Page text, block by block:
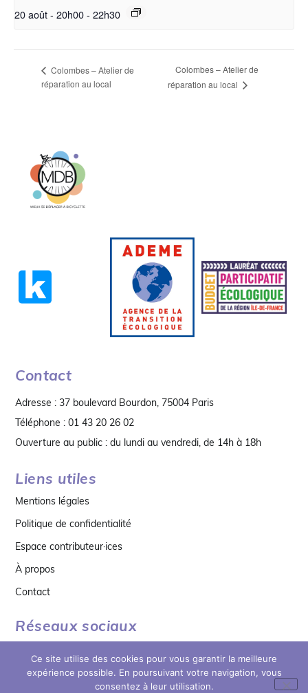
20 août - 20h00- 22h30
Colombes – Atelier de
réparation au local
Colombes – Atelier de
réparation au local
Contact
Adresse : 37 boulevard Bourdon, 75004 Paris
Téléphone : 01 43 20 26 02
Ouverture au public : du lundi au vendredi, de 14h à 18h
Liens utiles
Mentions légales
Politique de confidentialité
Espace contributeur·ices
À propos
Contact
Réseaux sociaux
Ce site utilise des cookies pour vous garantir la meilleure
expérience possible. En poursuivant votre navigation, vous
consentez à leur utilisation.